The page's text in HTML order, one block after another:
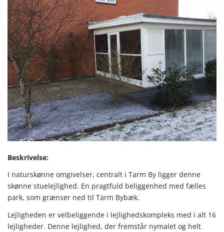
Beskrivelse:
I naturskønne omgivelser, centralt i Tarm By ligger denne
skønne stuelejlighed. En pragtfuld beliggenhed med fælles
park, som grænser ned til Tarm Bybæk.
Lejligheden er velbeliggende i lejlighedskompleks med i alt 16
lejligheder. Denne lejlighed, der fremstår nymalet og helt